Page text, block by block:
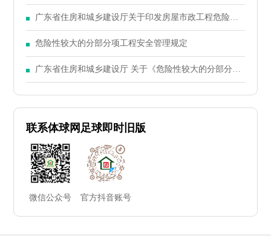
项工程专项施工方案编制指南的通知
广东省住房和城乡建设厅关于印发房屋市政工程危险性
较大的分部分项工程安全管理实施细则的通知
危险性较大的分部分项工程安全管理规定
广东省住房和城乡建设厅 关于《危险性较大的分部分项
工程安全管理办法》 的实施细则
联系体球网足球即时旧版
微信公众号 官方抖音账号